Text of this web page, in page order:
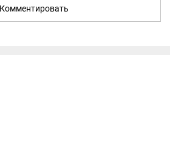
Комментировать